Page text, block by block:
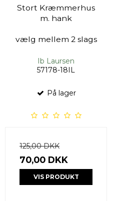
Stort Kræmmerhus
m. hank
vælg mellem 2 slags
Ib Laursen
57178-18IL
På lager
125,00 DKK
70,00 DKK
VIS PRODUKT